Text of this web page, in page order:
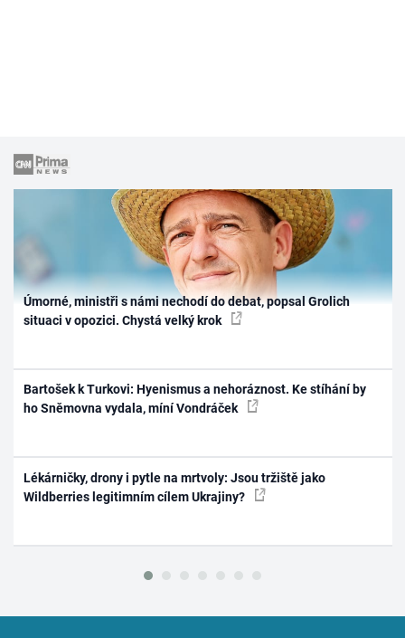
Úmorné, ministři s námi nechodí do debat, popsal Grolich
situaci v opozici. Chystá velký krok
Bartošek k Turkovi: Hyenismus a nehoráznost. Ke stíhání by
ho Sněmovna vydala, míní Vondráček
Lékárničky, drony i pytle na mrtvoly: Jsou tržiště jako
Wildberries legitimním cílem Ukrajiny?